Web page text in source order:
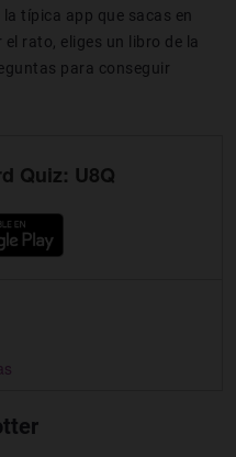
típica app que sacas en
rato, eliges un libro de la
para conseguir
Quiz: U8Q